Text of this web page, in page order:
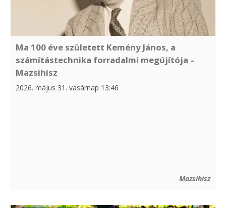
Ma 100 éve született Kemény János, a
számítástechnika forradalmi megújítója –
Mazsihisz
2026. május 31. vasárnap 13:46
Mazsihisz